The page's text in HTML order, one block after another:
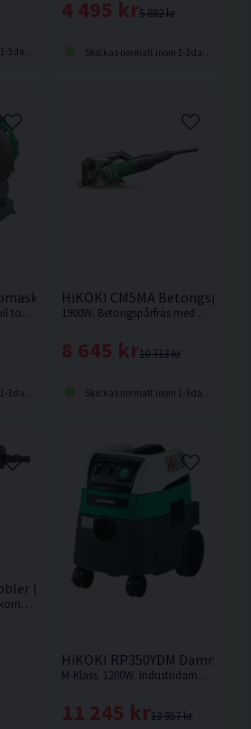
dagar
5 882 kr
4 495 kr
Skickas normalt inom 1-3 dagar
355mm (2000W)
2000W. Kraftfull och stabil torrkapmaskin med hög kapacitet och kraftig motor. Kapmaskin för metall.
dagar
HiKOKI CM5MA
1900W. Betongspårfräs med optimal sikt på markeringslinjen och medföljande 2st kapskivor
10 713 kr
8 645 kr
Skickas normalt inom 1-3 dagar
(400W)
400W. Kort nibbler med kompakt maskinkropp från Hikoki
HiKOKI RP350YDM
M-Klass. 1200W. Industridammsugare med kapacitet på 25 liter torr smuts och 22 liter våt smuts.
13 957 kr
11 245 kr